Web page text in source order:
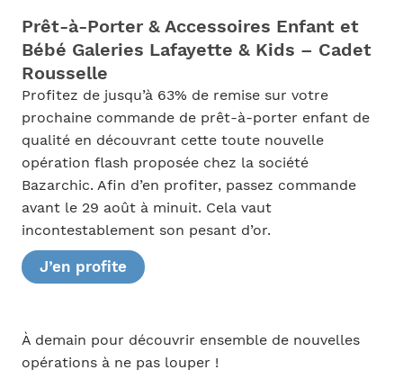
Prêt-à-Porter & Accessoires Enfant et
Bébé Galeries Lafayette & Kids – Cadet
Rousselle
Profitez de jusqu’à 63% de remise sur votre
prochaine commande de prêt-à-porter enfant de
qualité en découvrant cette toute nouvelle
opération flash proposée chez la société
Bazarchic. Afin d’en profiter, passez commande
avant le 29 août à minuit. Cela vaut
incontestablement son pesant d’or.
J’en profite
À demain pour découvrir ensemble de nouvelles
opérations à ne pas louper !